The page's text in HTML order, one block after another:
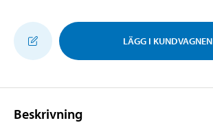
LÄGG I KUNDVAGNEN
Beskrivning